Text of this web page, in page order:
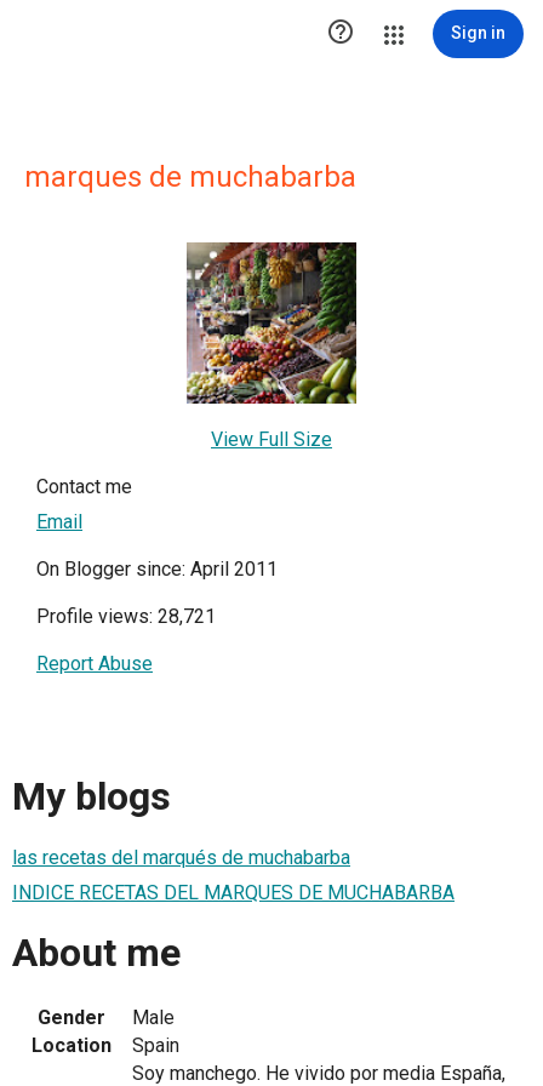
 Sign in
marques de muchabarba
View Full Size
Contact me
Email
On Blogger since: April 2011
Profile views: 28,721
Report Abuse
My blogs
las recetas del marqués de muchabarba
INDICE RECETAS DEL MARQUES DE MUCHABARBA
About me
Gender
Male
Location
Spain
Soy manchego. He vivido por media España,